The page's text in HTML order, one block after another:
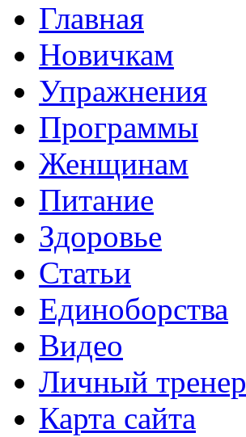
Главная
Новичкам
Упражнения
Программы
Женщинам
Питание
Здоровье
Статьи
Единоборства
Видео
Личный тренер
Карта сайта